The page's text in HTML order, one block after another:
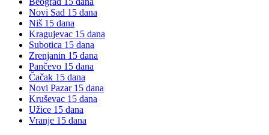
Novi Sad 15 dana
Niš 15 dana
Kragujevac 15 dana
Subotica 15 dana
Zrenjanin 15 dana
Pančevo 15 dana
Čačak 15 dana
Novi Pazar15 dana
Kruševac 15 dana
Užice 15 dana
Vranje 15 dana